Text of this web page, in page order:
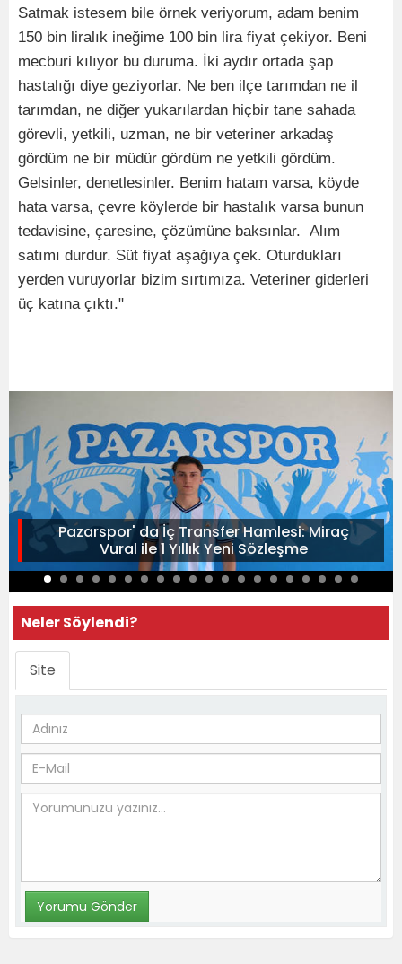
Satmak istesem bile örnek veriyorum, adam benim
150 bin liralık ineğime 100 bin lira fiyat çekiyor. Beni
mecburi kılıyor bu duruma. İki aydır ortada şap
hastalığı diye geziyorlar. Ne ben ilçe tarımdan ne il
tarımdan, ne diğer yukarılardan hiçbir tane sahada
görevli, yetkili, uzman, ne bir veteriner arkadaş
gördüm ne bir müdür gördüm ne yetkili gördüm.
Gelsinler, denetlesinler. Benim hatam varsa, köyde
hata varsa, çevre köylerde bir hastalık varsa bunun
tedavisine, çaresine, çözümüne baksınlar. Alım
satımı durdur. Süt fiyat aşağıya çek. Oturdukları
yerden vuruyorlar bizim sırtımıza. Veteriner giderleri
üç katına çıktı."
Pazarspor' da İç Transfer Hamlesi: Miraç
Vural ile 1 Yıllık Yeni Sözleşme
Neler Söylendi?
Site